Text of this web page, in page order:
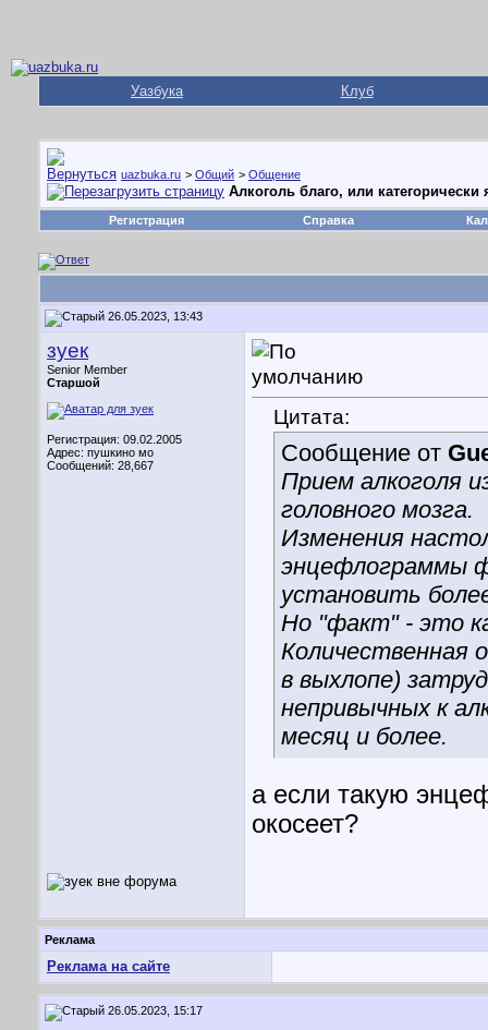
Уазбука Клуб
uazbuka.ru > Общий > Общение
Алкоголь благо, или категорически
Регистрация Справка
26.05.2023, 13:43
зуек
Senior Member
Старшой
Регистрация: 09.02.2005
Адрес: пушкино мо
Сообщений: 28,667
Цитата:
Сообщение от
Прием алкоголя
головного мозга.
Изменения
энцефлограммы
установить
Но "факт" - это
Количественная
в выхлопе)
непривычных к
месяц и более.
а если такую
окосеет?
Реклама
Реклама на сайте
26.05.2023, 15:17